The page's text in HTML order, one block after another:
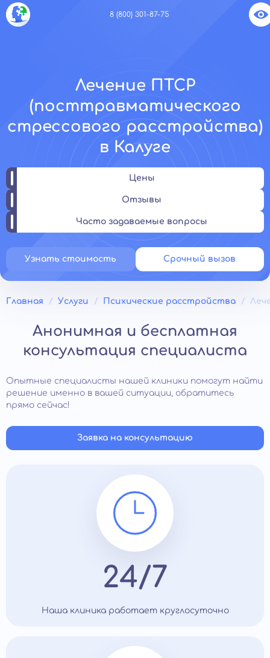
8 (800) 301-87-75
Лечение ПТСР
(посттравматического
стрессового расстройства)
в Калуге
Цены
Отзывы
Часто задаваемые вопросы
Узнать стоимость Срочный вызов
Главная Услуги Психические расстройства
Анонимная и бесплатная
консультация специалиста
Опытные специалисты нашей клиники помогут найти
решение именно в вашей ситуации, обратитесь
прямо сейчас!
Заявка на консультацию
24/7
Наша клиника работает круглосуточно